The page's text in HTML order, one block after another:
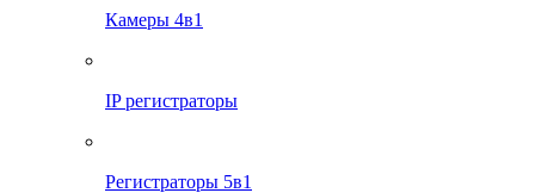
Камеры 4в1
IP регистраторы
Регистраторы 5в1